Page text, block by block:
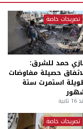
تصريحات خاصة
حمد للشرق:
حصيلة مفاوضات
استمرت ستة
ثانية
تصريحات خاصة